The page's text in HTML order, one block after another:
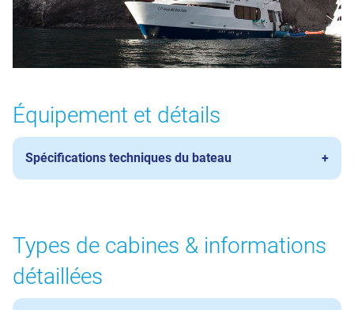
Équipement et détails
Spécifications techniques du bateau
Types de cabines & informations
détaillées